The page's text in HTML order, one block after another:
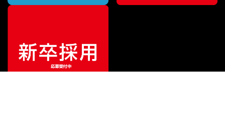
販売価格¥475,200 （税込）